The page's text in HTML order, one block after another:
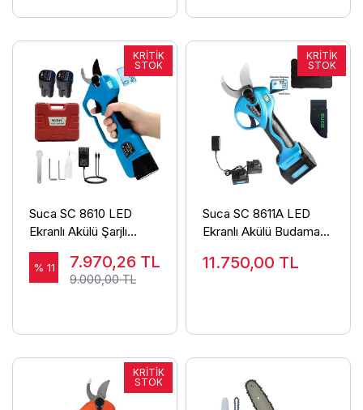
Suca SC 8610 LED
Ekranlı Akülü Şarjlı
Budama Makası
% 11 7.970,26 TL
9.000,00 TL
Suca SC 8611A LED
Ekranlı Akülü Budama
11.750,00 TL